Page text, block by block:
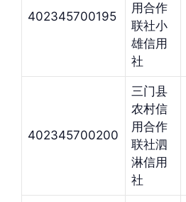
402345700195
用合作
联社小
雄信用
社
402345700200
三门县
农村信
用合作
联社泗
淋信用
社